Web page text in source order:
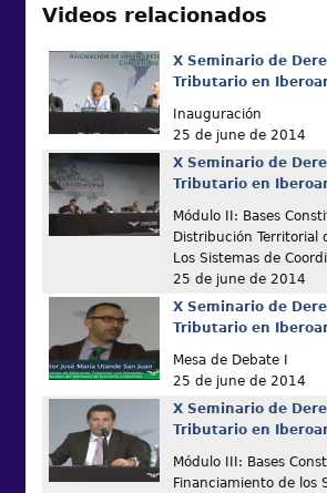
Videos relacionados
X Seminario de
Tributario en
Inauguración
25 de june de 2014
X Seminario de
Tributario en
Módulo II: Bases
Distribución Territorial
Los Sistemas de
25 de june de 2014
X Seminario de
Tributario en
Mesa de Debate I
25 de june de 2014
X Seminario de
Tributario en
Módulo III: Bases
Financiamiento de los